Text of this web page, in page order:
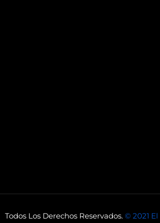
Todos Los Derechos Reservados. © 2021